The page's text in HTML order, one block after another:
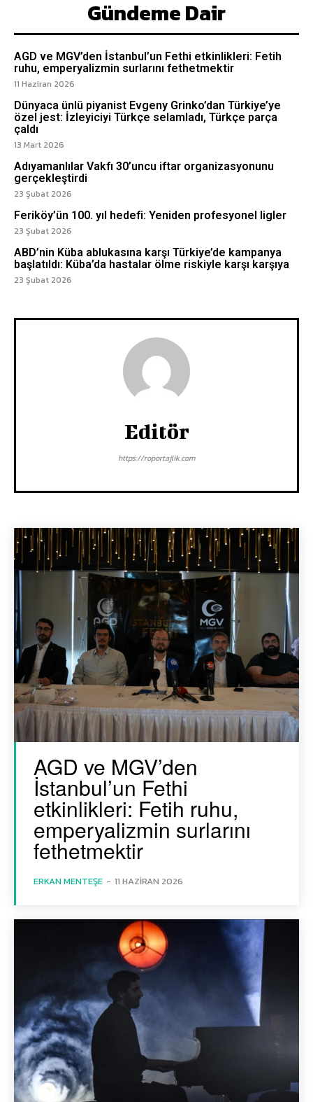
Gündeme Dair
AGD ve MGV’den İstanbul’un Fethi etkinlikleri: Fetih
ruhu, emperyalizmin surlarını fethetmektir
11 Haziran 2026
Dünyaca ünlü piyanist Evgeny Grinko’dan Türkiye’ye
özel jest: İzleyiciyi Türkçe selamladı, Türkçe parça
çaldı
13 Mart 2026
Adıyamanlılar Vakfı 30’uncu iftar organizasyonunu
gerçekleştirdi
23 Şubat 2026
Feriköy’ün 100. yıl hedefi: Yeniden profesyonel ligler
23 Şubat 2026
ABD’nin Küba ablukasına karşı Türkiye’de kampanya
başlatıldı: Küba’da hastalar ölme riskiyle karşı karşıya
23 Şubat 2026
Editör
https://roportajlik.com
AGD ve MGV’den
İstanbul’un Fethi
etkinlikleri: Fetih ruhu,
emperyalizmin surlarını
fethetmektir
ERKAN MENTEŞE - 11 HAZIRAN 2026